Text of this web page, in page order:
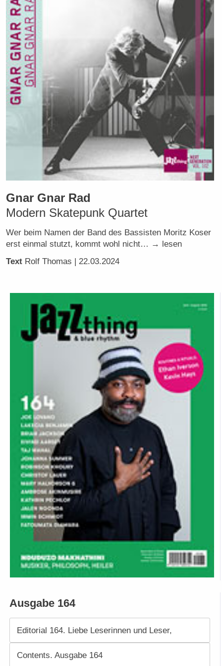
Gnar Gnar Rad
Modern Skatepunk Quartet
Wer beim Namen der Band des Bassisten Moritz Koser
erst einmal stutzt, kommt wohl nicht… → lesen
Text Rolf Thomas | 22.03.2024
Ausgabe 164
Editorial 164. Liebe Leserinnen und Leser,
Contents. Ausgabe 164